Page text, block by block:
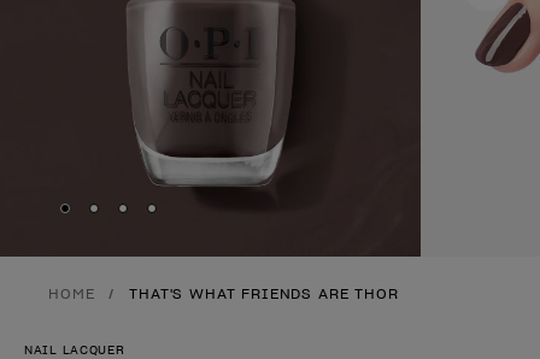
Skip to slide
Skip to slide
Skip to slide
Skip to slide
HOME THAT'S WHAT FRIENDS ARE THOR
NAIL LACQUER